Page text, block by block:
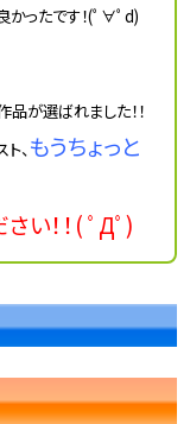
かったです！(ﾟ∀ﾟd)
が選ばれました！！
、もうちょっと
い！！( ﾟДﾟ)